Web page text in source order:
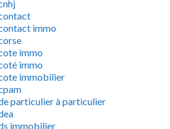
immo
immo
immo
immobilier
particulier à particulier
immobilier